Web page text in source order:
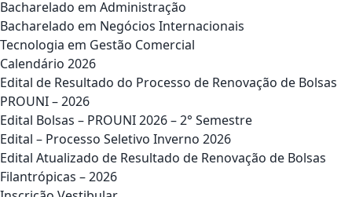
Bacharelado em Administração
Bacharelado em Negócios Internacionais
Tecnologia em Gestão Comercial
Calendário 2026
Edital de Resultado do Processo de Renovação de Bolsas
PROUNI – 2026
Edital Bolsas – PROUNI 2026 – 2° Semestre
Edital – Processo Seletivo Inverno 2026
Edital Atualizado de Resultado de Renovação de Bolsas
Filantrópicas – 2026